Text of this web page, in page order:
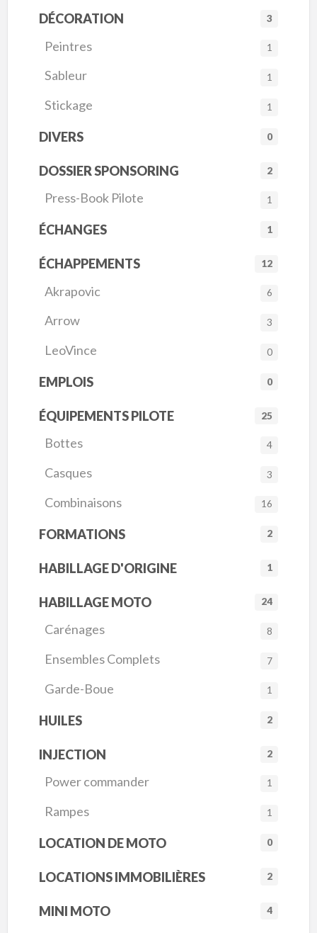
DÉCORATION 3
Peintres 1
Sableur 1
Stickage 1
DIVERS 0
DOSSIER SPONSORING 2
Press-Book Pilote 1
ÉCHANGES 1
ÉCHAPPEMENTS 12
Akrapovic 6
Arrow 3
LeoVince 0
EMPLOIS 0
ÉQUIPEMENTS PILOTE 25
Bottes 4
Casques 3
Combinaisons 16
FORMATIONS 2
HABILLAGE D'ORIGINE 1
HABILLAGE MOTO 24
Carénages 8
Ensembles Complets 7
Garde-Boue 1
HUILES 2
INJECTION 2
Power commander 1
Rampes 1
LOCATION DE MOTO 0
LOCATIONS IMMOBILIÈRES 2
MINI MOTO 4